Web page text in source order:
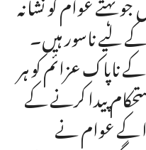
لیے ناسور ہیں۔
عزائم کو ہر
پیدا کرنے کے
کے عوام نے